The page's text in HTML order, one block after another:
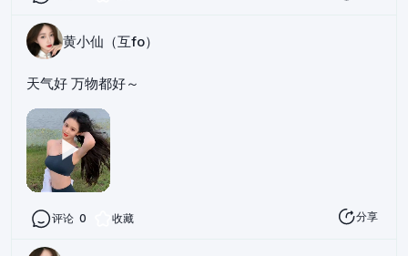
黄小仙（互fo）
天气好 万物都好～
评论 0 收藏 分享